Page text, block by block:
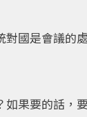
國是會議的
如果要的話，